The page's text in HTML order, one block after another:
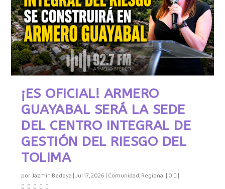
¡ES OFICIAL! ARMERO
GUAYABAL SERÁ LA SEDE
DEL CENTRO INTEGRAL DE
GESTIÓN DEL RIESGO DEL
TOLIMA
porJazmin Bedoya | Jul 17, 2026 | Comunidad,Regional | 0 |